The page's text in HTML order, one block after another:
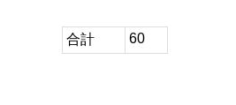
合計 60